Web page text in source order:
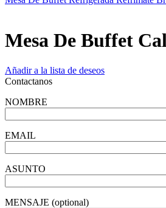
Mesa De Buffet
Añadir a la lista de deseos
Contactanos
NOMBRE
EMAIL
ASUNTO
MENSAJE (optional)